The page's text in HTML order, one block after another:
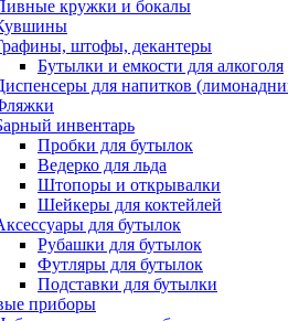
кружки и бокалы
штофы, декантеры
Бутылки и емкости для алкоголя
для напитков
инвентарь
Пробки для бутылок
Ведерко для льда
Штопоры и открывалки
Шейкеры для коктейлей
для бутылок
Рубашки для бутылок
Футляры для бутылок
Подставки для бутылки
приборы